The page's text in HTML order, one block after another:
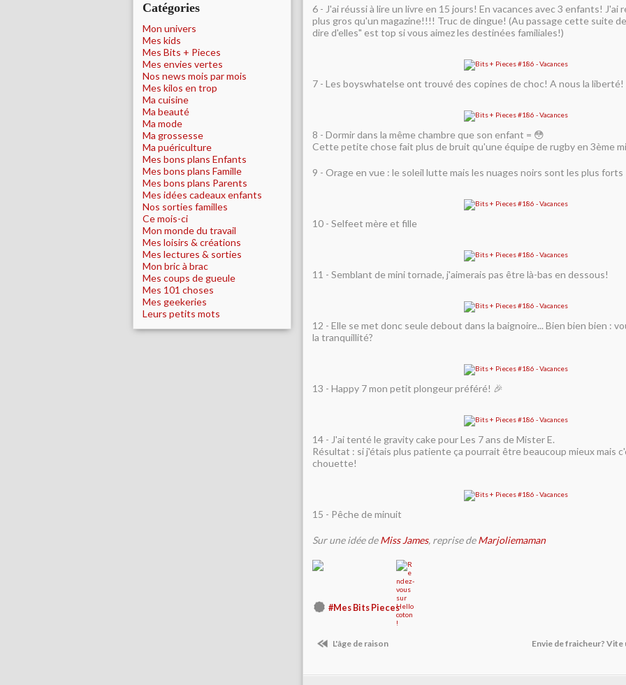
Catégories
Mon univers
Mes kids
Mes Bits + Pieces
Mes envies vertes
Nos news mois par mois
Mes kilos en trop
Ma cuisine
Ma beauté
Ma mode
Ma grossesse
Ma puériculture
Mes bons plans Enfants
Mes bons plans Famille
Mes bons plans Parents
Mes idées cadeaux enfants
Nos sorties familles
Ce mois-ci
Mon monde du travail
Mes loisirs & créations
Mes lectures & sorties
Mon bric à brac
Mes coups de gueule
Mes 101 choses
Mes geekeries
Leurs petits mots
6 - J'ai réussi à lire un livre en 15 jours! En vacances avec 3 enfants! J'ai
plus gros qu'un magazine!!!! Truc de dingue! (Au passage cette suite
dire d'elles" est top si vous aimez les destinées familiales!)
7 - Les boyswhatelse ont trouvé des copines de choc! A nous la liberté!
8 - Dormir dans la même chambre que son enfant = 😳
Cette petite chose fait plus de bruit qu'une équipe de rugby en 3ème
9 - Orage en vue : le soleil lutte mais les nuages noirs sont les plus forts
10 - Selfeet mère et fille
11 - Semblant de mini tornade, j'aimerais pas être là-bas en dessous!
12 - Elle se met donc seule debout dans la baignoire... Bien bien bien :
la tranquillité?
13 - Happy 7 mon petit plongeur préféré! 🎉
14 - J'ai tenté le gravity cake pour Les 7 ans de Mister E.
Résultat : si j'étais plus patiente ça pourrait être beaucoup mieux mais
chouette!
15 - Pêche de minuit
Sur une idée deMiss James, reprise deMarjoliemaman
#Mes Bits Pieces
L'âge de raison Envie de fraicheur? Vite